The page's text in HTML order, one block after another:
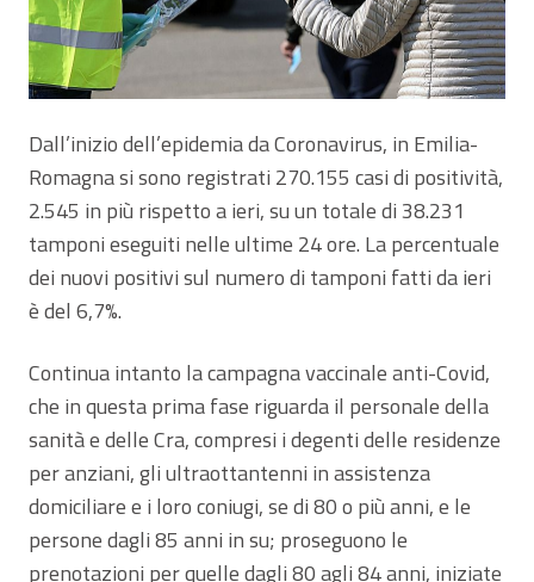
Dall’inizio dell’epidemia da Coronavirus, in Emilia-
Romagna si sono registrati 270.155 casi di positività,
2.545 in più rispetto a ieri, su un totale di 38.231
tamponi eseguiti nelle ultime 24 ore. La percentuale
dei nuovi positivi sul numero di tamponi fatti da ieri
è del 6,7%.
Continua intanto la campagna vaccinale anti-Covid,
che in questa prima fase riguarda il personale della
sanità e delle Cra, compresi i degenti delle residenze
per anziani, gli ultraottantenni in assistenza
domiciliare e i loro coniugi, se di 80 o più anni, e le
persone dagli 85 anni in su; proseguono le
prenotazioni per quelle dagli 80 agli 84 anni, iniziate